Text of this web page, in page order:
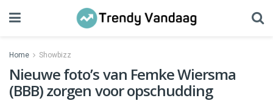
Home Showbizz
Nieuwe foto’s van Femke Wiersma
(BBB) zorgen voor opschudding